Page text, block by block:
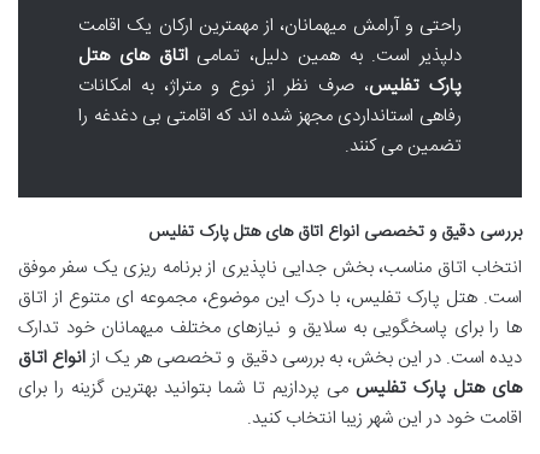
راحتی و آرامش میهمانان، از مهمترین ارکان یک اقامت
دلپذیر است. به همین دلیل، تمامیاتاق های هتل
پارک تفلیس، صرف نظر از نوع و متراژ، به امکانات
رفاهی استانداردی مجهز شده اند که اقامتی بی دغدغه را
تضمین می کنند.
بررسی دقیق و تخصصی انواع اتاق های هتل پارک تفلیس
انتخاب اتاق مناسب، بخش جدایی ناپذیری از برنامه ریزی یک سفر موفق
است. هتل پارک تفلیس، با درک این موضوع، مجموعه ای متنوع از اتاق
ها را برای پاسخگویی به سلایق و نیازهای مختلف میهمانان خود تدارک
دیده است. در این بخش، به بررسی دقیق و تخصصی هر یک ازانواع اتاق
های هتل پارک تفلیس می پردازیم تا شما بتوانید بهترین گزینه را برای
اقامت خود در این شهر زیبا انتخاب کنید.